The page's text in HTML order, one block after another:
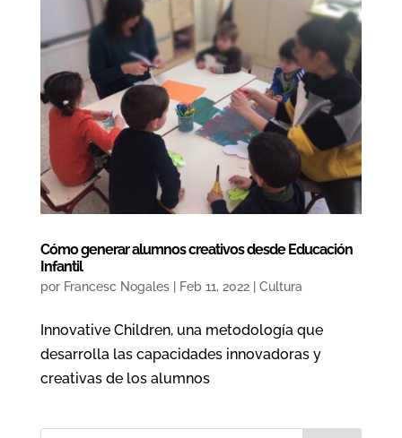
Cómo generar alumnos creativos desde Educación
Infantil
por Francesc Nogales| Feb 11, 2022| Cultura
Innovative Children, una metodología que
desarrolla las capacidades innovadoras y
creativas de los alumnos